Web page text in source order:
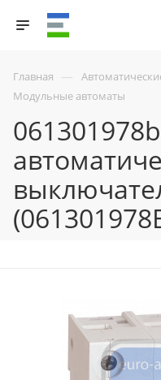
Главная —
Модульные автоматы